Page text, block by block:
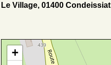
Le Village, 01400 Condeissiat
+